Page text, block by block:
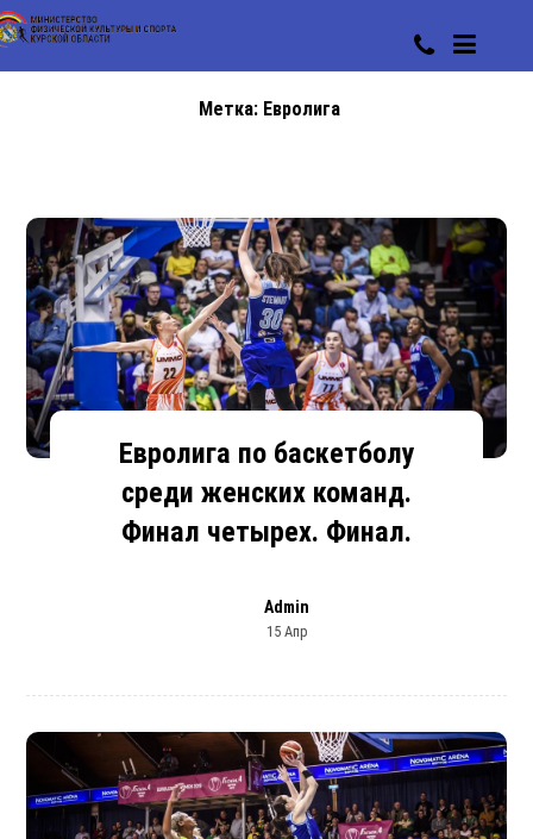
Метка: Евролига
Евролига по баскетболу
среди женских команд.
Финал четырех. Финал.
Admin
15 Апр